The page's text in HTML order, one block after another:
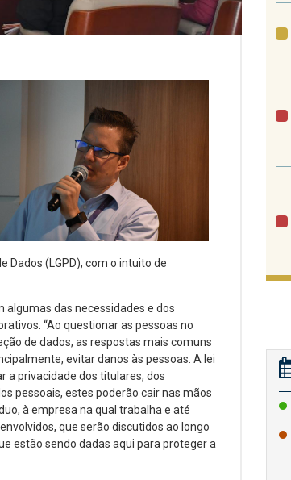
Dados (LGPD), com o intuito de
algumas das necessidades e dos
“Ao questionar as pessoas no
de dados, as respostas mais comuns
evitar danos às pessoas. A lei
a privacidade dos titulares, dos
pessoais, estes poderão cair nas mãos
à empresa na qual trabalha e até
que serão discutidos ao longo
estão sendo dadas aqui para proteger a